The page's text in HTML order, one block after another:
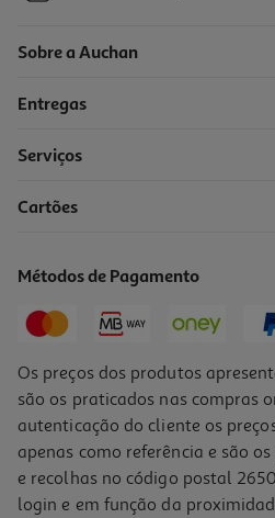
Sobre a Auchan
Entregas
Serviços
Cartões
Métodos de Pagamento
Os preços dos produtos
são os praticados nas compras
autenticação do cliente os
apenas como referência e são
e recolhas no código postal
login e em função da